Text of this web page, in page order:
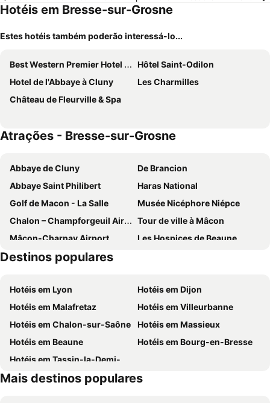
Hotéis em Bresse-sur-Grosne
Estes hotéis também poderão interessá-lo...
Best Western Premier Hotel & Spa Les Sept Fontaines
Hôtel Saint-Odilon
Hotel de l'Abbaye à Cluny
Les Charmilles
Château de Fleurville & Spa
Atrações - Bresse-sur-Grosne
Abbaye de Cluny
De Brancion
Abbaye Saint Philibert
Haras National
Golf de Macon - La Salle
Musée Nicéphore Niépce
Chalon – Champforgeuil Airport
Tour de ville à Mâcon
Mâcon-Charnay Airport
Les Hospices de Beaune
Historic Old Town
Destinos populares
Hotéis em Lyon
Hotéis em Dijon
Hotéis em Malafretaz
Hotéis em Villeurbanne
Hotéis em Chalon-sur-Saône
Hotéis em Massieux
Hotéis em Beaune
Hotéis em Bourg-en-Bresse
Hotéis em Tassin-la-Demi-Lune
Mais destinos populares